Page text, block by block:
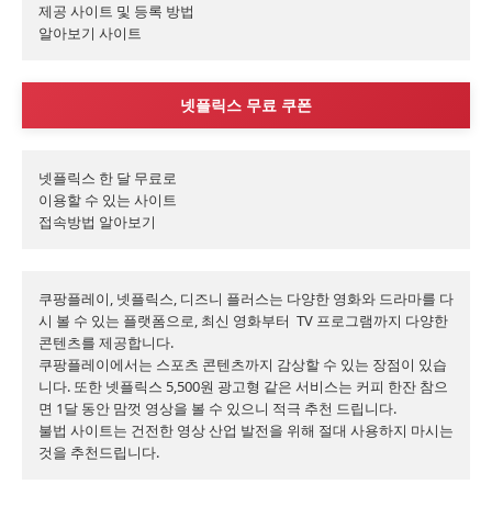
제공 사이트 및 등록 방법
알아보기 사이트
넷플릭스 무료 쿠폰
넷플릭스 한 달 무료로
이용할 수 있는 사이트
접속방법 알아보기
쿠팡플레이, 넷플릭스, 디즈니 플러스는 다양한 영화와 드라마를 다
시 볼 수 있는 플랫폼으로, 최신 영화부터  TV 프로그램까지 다양한
콘텐츠를 제공합니다.
쿠팡플레이에서는 스포츠 콘텐츠까지 감상할 수 있는 장점이 있습
니다. 또한 넷플릭스 5,500원 광고형 같은 서비스는 커피 한잔 참으
면 1달 동안 맘껏 영상을 볼 수 있으니 적극 추천 드립니다.
불법 사이트는 건전한 영상 산업 발전을 위해 절대 사용하지 마시는
것을 추천드립니다.